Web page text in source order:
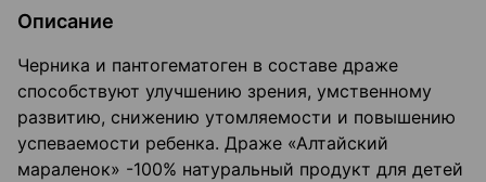
Описание
Черника и пантогематоген в составе драже
способствуют улучшению зрения, умственному
развитию, снижению утомляемости и повышению
успеваемости ребенка. Драже «Алтайский
мараленок» -100% натуральный продукт для детей